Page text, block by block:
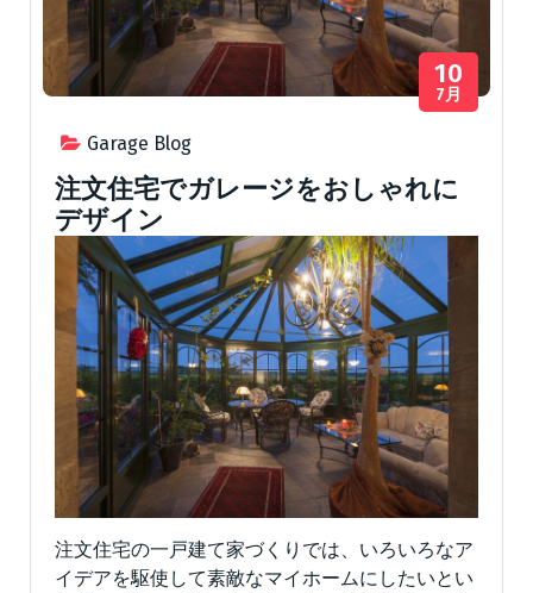
Garage Blog
10
7月
注文住宅でガレージをおしゃれに
デザイン
注文住宅の一戸建て家づくりでは、いろいろなア
イデアを駆使して素敵なマイホームにしたいとい